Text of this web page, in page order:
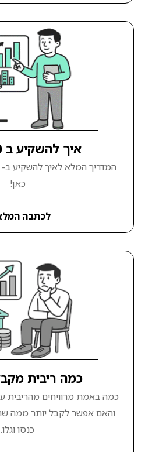
איך להשקיע ב S&P 500
כאן!
לכתבה
כמה ריבית
כמה באמת מרוויחים מהריבית
והאם אפשר לקבל יותר ממה
כנסו וגלו.